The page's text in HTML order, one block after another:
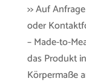
>> Auf
oder
– Made-to-
das Produkt
Körpermaße